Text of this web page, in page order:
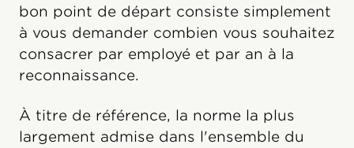
bon point de départ consiste simplement
à vous demander combien vous souhaitez
consacrer par employé et par an à la
reconnaissance.
À titre de référence, la norme la plus
largement admise dans l'ensemble du